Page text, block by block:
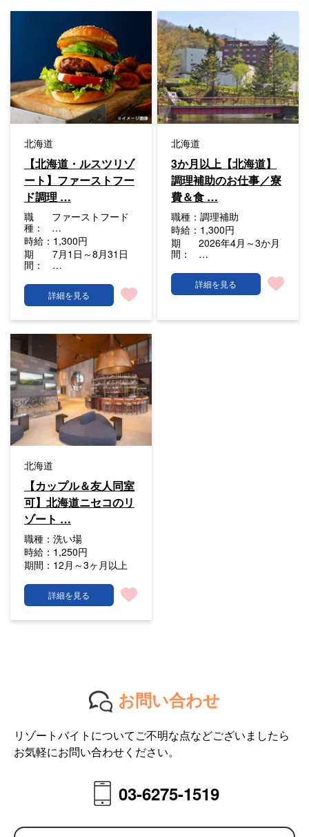
北海道
【北海道・ルスツリゾ
ート】ファーストフー
ド調理 …
職
種：
ファーストフード
…
時給： 1,300円
期
間：
7月1日～8月31日
…
詳細を見る
北海道
3か月以上【北海道】
調理補助のお仕事／寮
費＆食 …
職種：調理補助
時給： 1,300円
期
間：
2026年4月～3か月
…
詳細を見る
北海道
【カップル＆友人同室
可】北海道ニセコのリ
ゾート …
職種： 洗い場
時給： 1,250円
期間： 12月～3ヶ月以上
詳細を見る
お問い合わせ
リゾートバイトについてご不明な点などございましたら
お気軽にお問い合わせください。
03-6275-1519